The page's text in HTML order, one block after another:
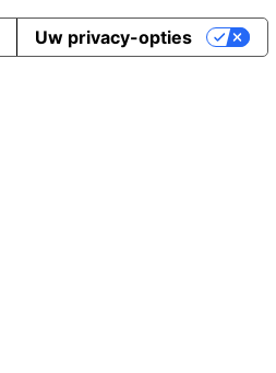
Uw privacy-opties